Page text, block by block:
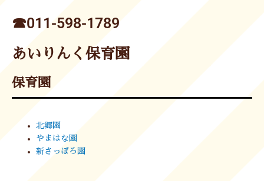
☎︎011-598-1789
あいりんく保育園
保育園
北郷園
やまはな園
新さっぽろ園